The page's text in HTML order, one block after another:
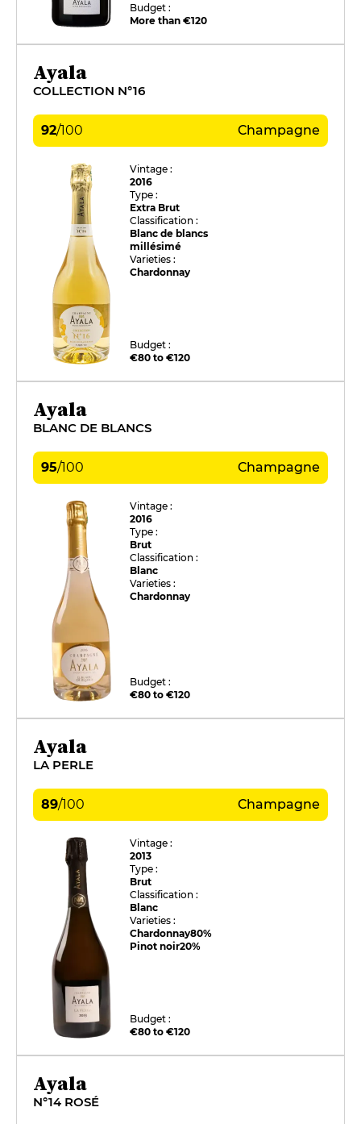
Budget :
More than €120
Ayala
COLLECTION N°16
92/100 Champagne
Vintage :
2016
Type :
Extra Brut
Classification :
Blanc de blancs
millésimé
Varieties :
Chardonnay
Budget :
€80 to €120
Ayala
BLANC DE BLANCS
95/100 Champagne
Vintage :
2016
Type :
Brut
Classification :
Blanc
Varieties :
Chardonnay
Budget :
€80 to €120
Ayala
LA PERLE
89/100 Champagne
Vintage :
2013
Type :
Brut
Classification :
Blanc
Varieties :
Chardonnay80%
Pinot noir20%
Budget :
€80 to €120
Ayala
N°14 ROSÉ